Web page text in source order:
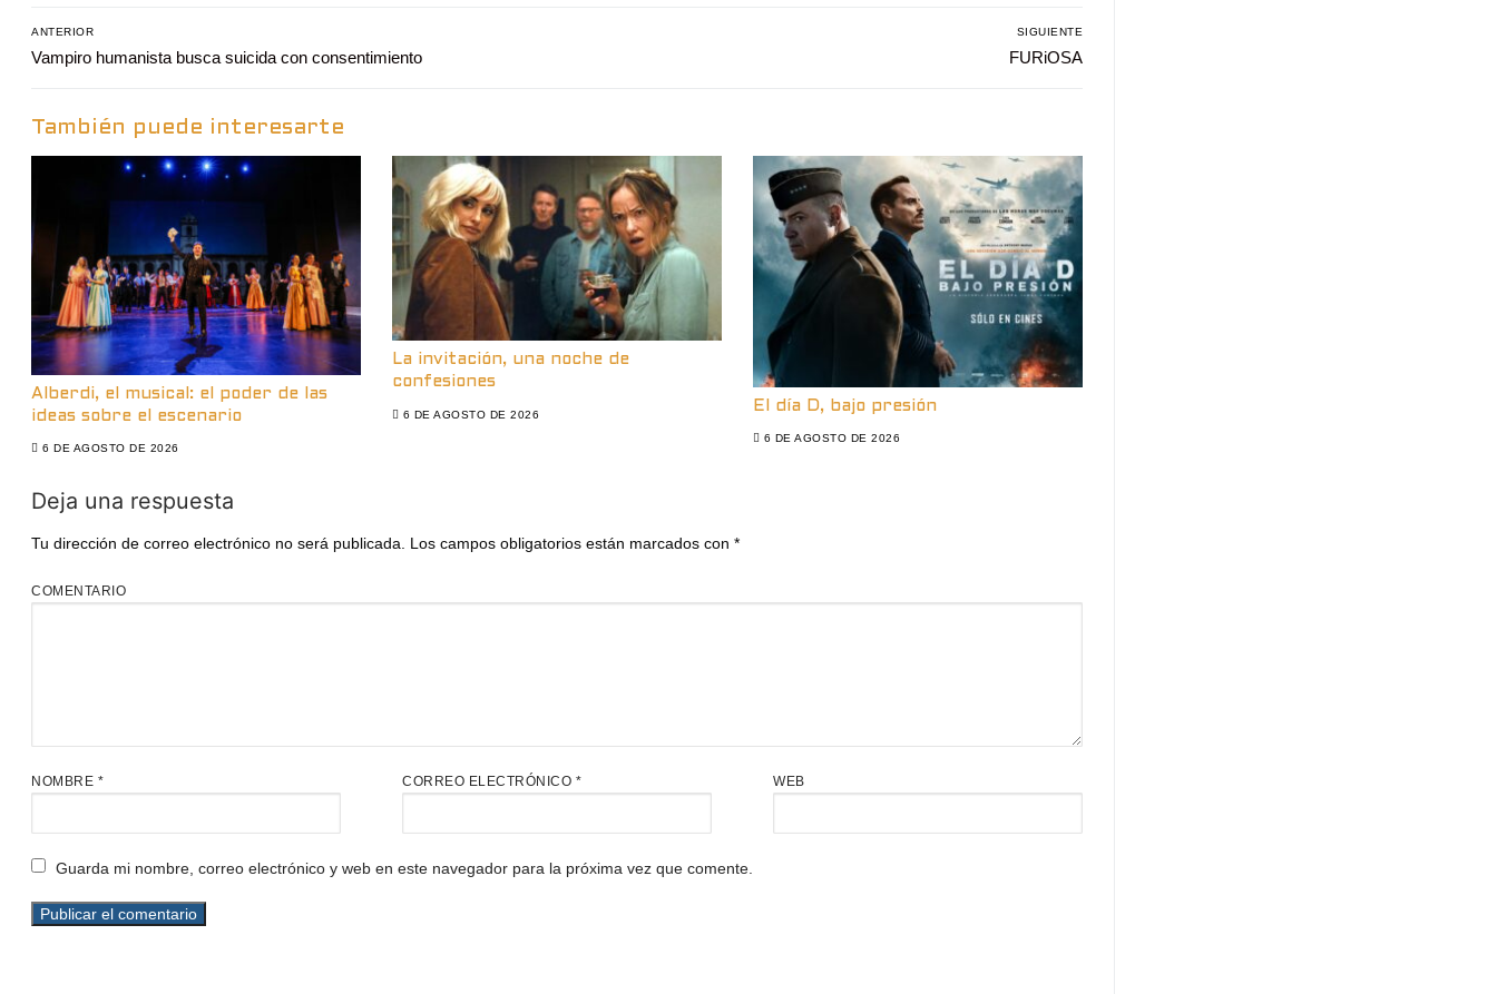
Navegación
de
ANTERIOR
Entrada
Vampiro humanista busca suicida con consentimiento
SIGUIENTE
Entrada
FURiOSA
También puede interesarte
Alberdi, el musical: el poder de las
ideas sobre el escenario
6 DE AGOSTO DE 2026
La invitación, una noche de
confesiones
6 DE AGOSTO DE 2026
El día D, bajo presión
6 DE AGOSTO DE 2026
Deja una respuesta
Tu dirección de correo electrónico no será publicada. Los campos obligatorios están marcados con *
COMENTARIO
NOMBRE * CORREO ELECTRÓNICO * WEB
Guarda mi nombre, correo electrónico y web en este navegador para la próxima vez que comente.